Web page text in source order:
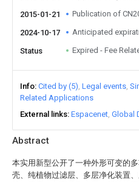
Abstract
本实用新型公开了一种外形可变的
壳、纯植物过滤层、多层净化装置
2015-01-21 Publication of
2024-10-17 Anticipated
Status Expired - Fee
Info Cited by (5) Legal events
Related Applications
External links Espacenet Global